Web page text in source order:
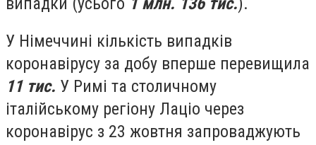
У Німеччині кількість випадків
коронавірусу за добу вперше перевищила
11 тис. У Римі та столичному
італійському регіону Лаціо через
коронавірус з 23 жовтня запроваджують